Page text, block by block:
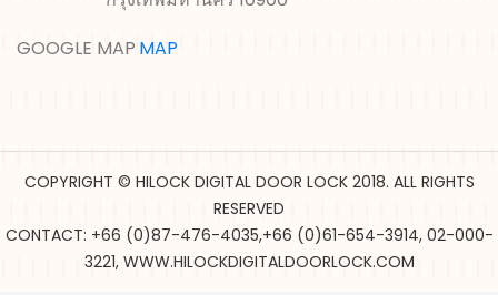
GOOGLE MAP :MAP
COPYRIGHT © HILOCK DIGITAL DOOR LOCK 2018. ALL RIGHTS
RESERVED
CONTACT: +66 (0)87-476-4035,+66 (0)61-654-3914, 02-000-
3221, WWW.HILOCKDIGITALDOORLOCK.COM